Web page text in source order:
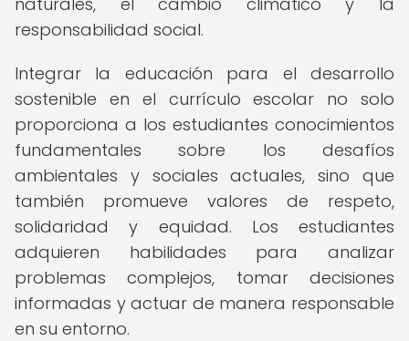
responsabilidad social.
Integrar la educación para el desarrollo
sostenible en el currículo escolar no solo
proporciona a los estudiantes conocimientos
fundamentales sobre los desafíos
ambientales y sociales actuales, sino que
también promueve valores de respeto,
solidaridad y equidad. Los estudiantes
adquieren habilidades para analizar
problemas complejos, tomar decisiones
informadas y actuar de manera responsable
en su entorno.